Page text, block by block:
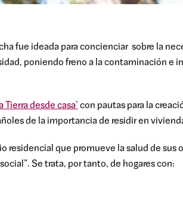
fue ideada para concienciar sobre la
poniendo freno a la contaminación e
Tierra desde casa’ con pautas para la
de la importancia de residir en
residencial que promueve la salud de sus
Se trata, por tanto, de hogares con: